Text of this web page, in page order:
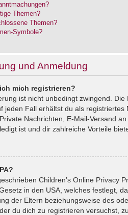
Themen?
Themen?
Symbole?
und Anmeldung
mich registrieren?
ist nicht unbedingt zwingend.
jeden Fall erhältst du als
Nachrichten, E-Mail-Versand
ist und dir zahlreiche Vorteile
Children’s Online Privacy
in den USA, welches festlegt,
der Eltern beziehungsweise des
du dich zu registrieren versuchst,